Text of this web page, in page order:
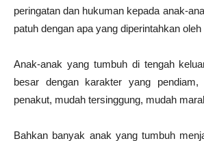
peringatan dan hukuman kepada anak-
patuh dengan apa yang diperintahkan
Anak-anak yang tumbuh di tengah
besar dengan karakter yang pendiam,
penakut, mudah tersinggung, mudah
Bahkan banyak anak yang tumbuh